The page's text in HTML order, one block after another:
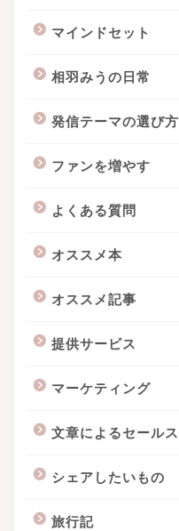
マインドセット
相羽みうの日常
発信テーマの選び方
ファンを増やす
よくある質問
オススメ本
オススメ記事
提供サービス
マーケティング
文章によるセールス
シェアしたいもの
旅行記